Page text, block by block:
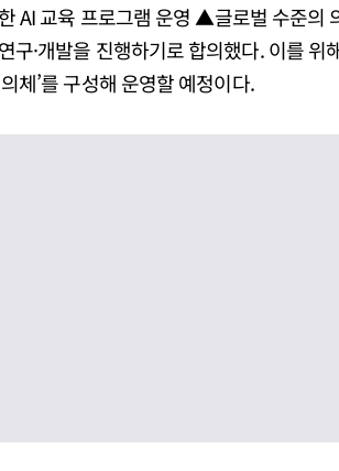
AI 교육 프로그램 운영 ▲글로벌 수준의
구·개발을 진행하기로 합의했다. 이를 위
체’를 구성해 운영할 예정이다.